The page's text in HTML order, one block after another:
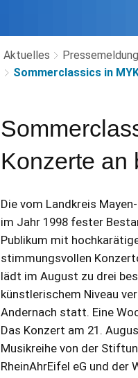
Aktuelles
Sommerclassics in
Konzerte an
Die vom Landkreis
im Jahr 1998 fester
Publikum mit
stimmungsvollen
lädt im August zu drei
künstlerischem Niveau
Andernach statt. Eine
Das Konzert am 21.
Musikreihe von der
RheinAhrEifel eG und der